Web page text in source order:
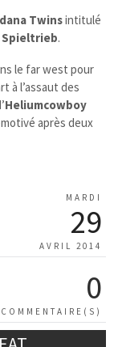
Twinsintitulé
Spieltrieb.
le far west pour
à l’assaut des
Heliumcowboy
après deux
MARDI
29
AVRIL 2014
0
COMMENTAIRE(S)